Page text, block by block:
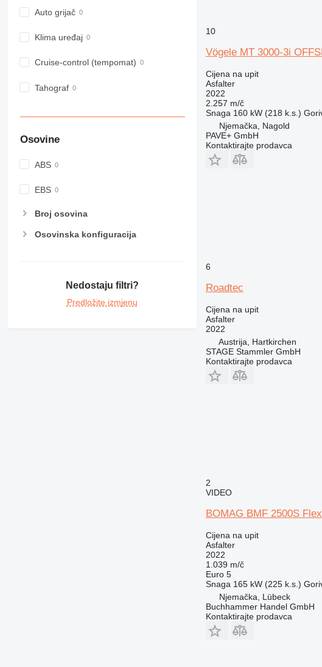
Auto grijač
Klima uređaj
Cruise-control (tempomat)
Tahograf
Osovine
ABS
EBS
Broj osovina
Osovinska konfiguracija
Nedostaju filtri?
Predložite izmjenu
10
Vögele MT 3000-3i
Cijena na upit
Asfalter
2022
2.257 m/č
Snaga 160 kW (218 k.s.)
Njemačka, Nagold
PAVE+ GmbH
Kontaktirajte prodavca
6
Roadtec
Cijena na upit
Asfalter
2022
Austrija, Hartkirchen
STAGE Stammler GmbH
Kontaktirajte prodavca
2
VIDEO
BOMAG BMF 2500S
Cijena na upit
Asfalter
2022
1.039 m/č
Euro 5
Snaga 165 kW (225 k.s.)
Njemačka, Lübeck
Buchhammer Handel GmbH
Kontaktirajte prodavca